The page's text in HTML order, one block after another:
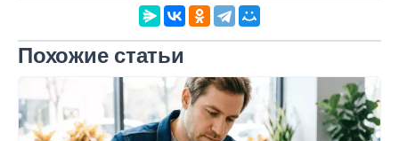
Похожие статьи